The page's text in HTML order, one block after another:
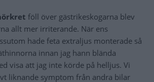
föll över gästrikeskogarna blev
allt mer irriterande. När ens
hade feta extraljus monterade så
innan jag hann blända
visa att jag inte körde på helljus. Vi
liknande symptom från andra bilar